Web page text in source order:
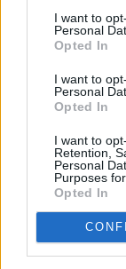
I want to
Personal
Opted In
I want to
Personal
Opted In
I want to
Retention,
Personal
Purposes
Opted In